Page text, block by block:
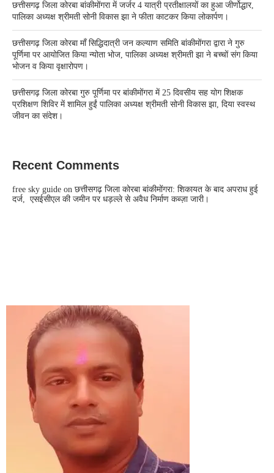
छत्तीसगढ़ जिला कोरबा बांकीमोंगरा में जर्जर 4 यात्री प्रतीक्षालयों का हुआ जीर्णोद्धार,
पालिका अध्यक्ष श्रीमती सोनी विकास झा ने फीता काटकर किया लोकार्पण।
छत्तीसगढ़ जिला कोरबा मॉं सिद्धिदात्री जन कल्याण समिति बांकीमोंगरा द्वारा ने गुरु
पूर्णिमा पर आयोजित किया न्योता भोज, पालिका अध्यक्ष श्रीमती झा ने बच्चों संग किया
भोजन व किया वृक्षारोपण।
छत्तीसगढ़ जिला कोरबा गुरु पूर्णिमा पर बांकीमोंगरा में 25 दिवसीय सह योग शिक्षक
प्रशिक्षण शिविर में शामिल हुईं पालिका अध्यक्ष श्रीमती सोनी विकास झा, दिया स्वस्थ
जीवन का संदेश।
Recent Comments
free sky guide on छत्तीसगढ़ जिला कोरबा बांकीमोंगरा: शिकायत के बाद अपराध हुई
दर्ज, एसईसीएल की जमीन पर धड़ल्ले से अवैध निर्माण कब्ज़ा जारी।